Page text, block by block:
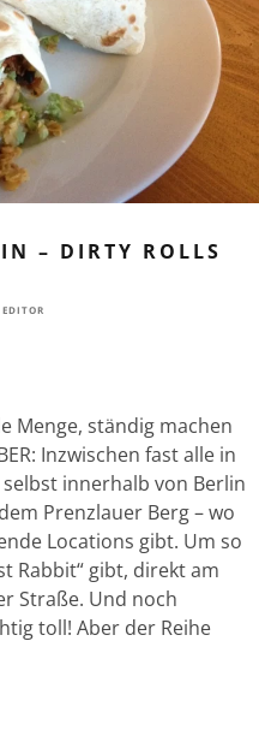
– DIRTY ROLLS
Menge, ständig machen
Inzwischen fast alle in
innerhalb von Berlin
Prenzlauer Berg – wo
Locations gibt. Um so
Rabbit“ gibt, direkt am
Straße. Und noch
toll! Aber der Reihe